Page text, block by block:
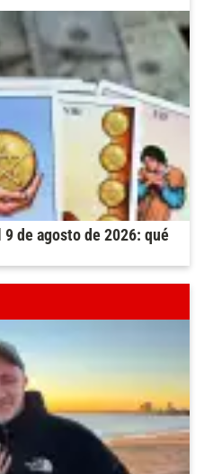
de agosto de 2026: qué